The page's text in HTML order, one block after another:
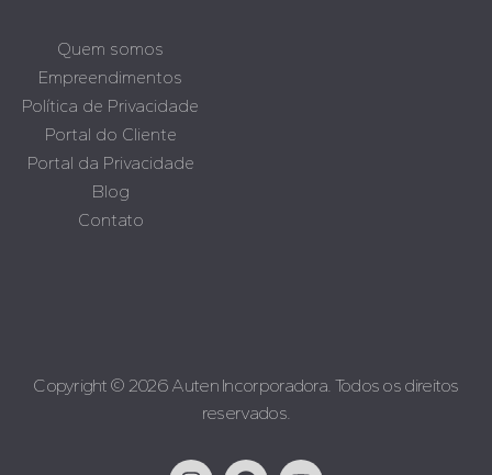
Quem somos
Empreendimentos
Política de Privacidade
Portal do Cliente
Portal da Privacidade
Blog
Contato
Copyright © 2026 Auten Incorporadora. Todos os direitos
reservados.